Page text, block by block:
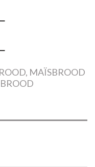
MAÏSBROOD